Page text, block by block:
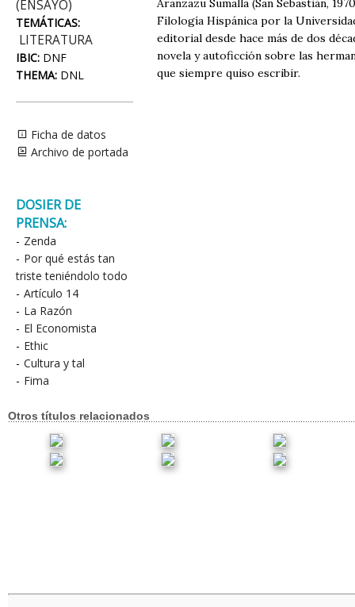
(ENSAYO)
TEMÁTICAS:
LITERATURA
IBIC: DNF
THEMA: DNL
Ficha de datos
Archivo de portada
DOSIER DE
PRENSA:
- Zenda
- Por qué estás tan
triste teniéndolo todo
- Artículo 14
- La Razón
- El Economista
- Ethic
- Cultura y tal
- Fima
Aranzazu Sumalla (San Sebastián,
Filología Hispánica por la
editorial desde hace más de dos
novela y autoficción sobre las
que siempre quiso escribir.
Otros títulos relacionados